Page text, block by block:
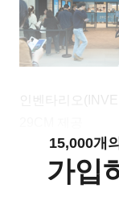
인벤타리오
15,000개
가입